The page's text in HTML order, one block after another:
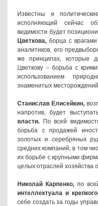
Известны и
исполняющий сейчас
видимости будет
Цветкова,борца с
аналитиков, его
же принципах, которые
Цветкову – борьба с
использованием
знаменитых
Станислав Елисейкин,
напротив, будет
власти. По всей
борьба с продажей
золотых и серебряных
средних компаний, в том
их борьбе с крупными
целых отраслей хозяйства
Николай Карпенко, по
интеллектуала и
себе создать за годы